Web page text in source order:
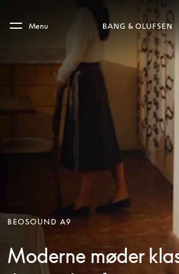
Skip to main footer
Menu
BEOSOUND A9
Moderne møder